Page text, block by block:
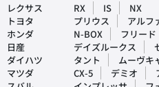
レクサス RX IS
NX
トヨタ
プリウス アルフ
ホンダ
N-BOX フリード
日産
デイズルークス
ダイハツ
タント ムーヴキ
マツダ
CX-5 デミオ